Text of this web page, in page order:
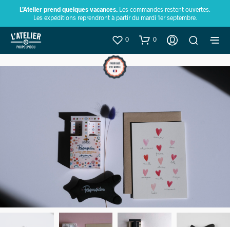
L’Atelier prend quelques vacances. Les commandes restent ouvertes.
Les expéditions reprendront à partir du mardi 1er septembre.
0 0